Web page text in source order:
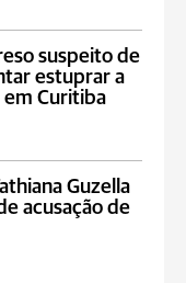
suspeito de
estuprar a
Curitiba
Guzella
acusação de